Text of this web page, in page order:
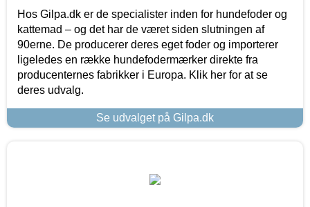
Hos Gilpa.dk er de specialister inden for hundefoder og
kattemad – og det har de været siden slutningen af
90erne. De producerer deres eget foder og importerer
ligeledes en række hundefodermærker direkte fra
producenternes fabrikker i Europa. Klik her for at se
deres udvalg.
Se udvalget på Gilpa.dk